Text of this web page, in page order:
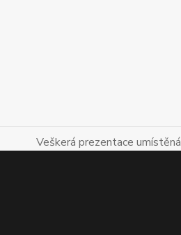
Veškerá prezentace